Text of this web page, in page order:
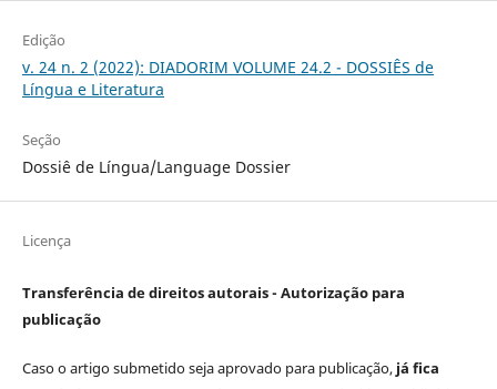
Edição
v. 24 n. 2 (2022): DIADORIM VOLUME 24.2 - DOSSIÊS de
Língua e Literatura
Seção
Dossiê de Língua/Language Dossier
Licença
Transferência de direitos autorais - Autorização para
publicação
Caso o artigo submetido seja aprovado para publicação, já fica